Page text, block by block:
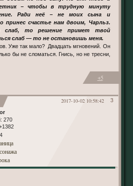
– чтобы в трудную минуту
Ради неё – не моих сына и
принес счастье нам двоим, Чарльз.
слаб, то решение примет твой
слаб — то не остановишь меня.
Уже так мало? Двадцать мгновений. Он
бы не сломаться. Гнись, но не тресни,
+5
3
2017-10-02 10:58:42
270